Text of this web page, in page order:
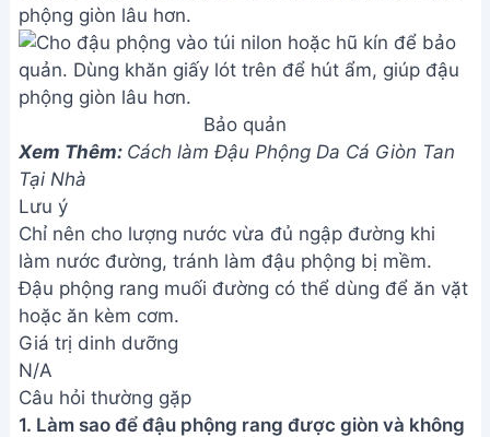
phộng giòn lâu hơn.
Bảo quản
Xem Thêm: Cách làm Đậu Phộng Da Cá Giòn Tan
Tại Nhà
Lưu ý
Chỉ nên cho lượng nước vừa đủ ngập đường khi
làm nước đường, tránh làm đậu phộng bị mềm.
Đậu phộng rang muối đường có thể dùng để ăn vặt
hoặc ăn kèm cơm.
Giá trị dinh dưỡng
N/A
Câu hỏi thường gặp
1. Làm sao để đậu phộng rang được giòn và không